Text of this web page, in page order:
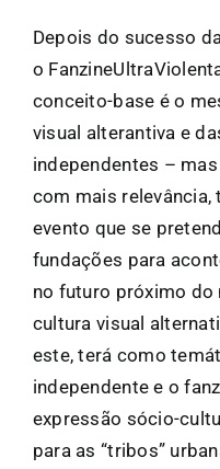
Depois do sucesso
o
conceito-base é o
visual alterantiva e
independentes –
com mais
evento que se
fundações para
no futuro próximo do
cultura visual
este, terá como
independente e o
expressão sócio-
para as “tribos”